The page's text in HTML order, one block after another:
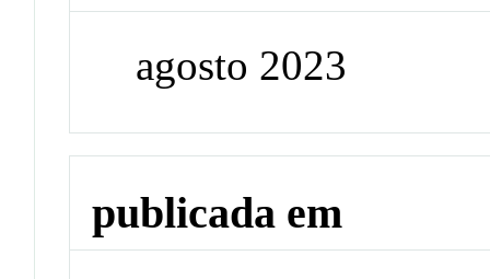
agosto 2023
publicada em